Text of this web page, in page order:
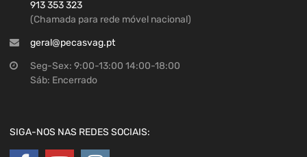
913 353 323
(Chamada para rede móvel nacional)
geral@pecasvag.pt
Seg-Sex: 9:00-13:00 14:00-18:00
Sáb: Encerrado
SIGA-NOS NAS REDES SOCIAIS: